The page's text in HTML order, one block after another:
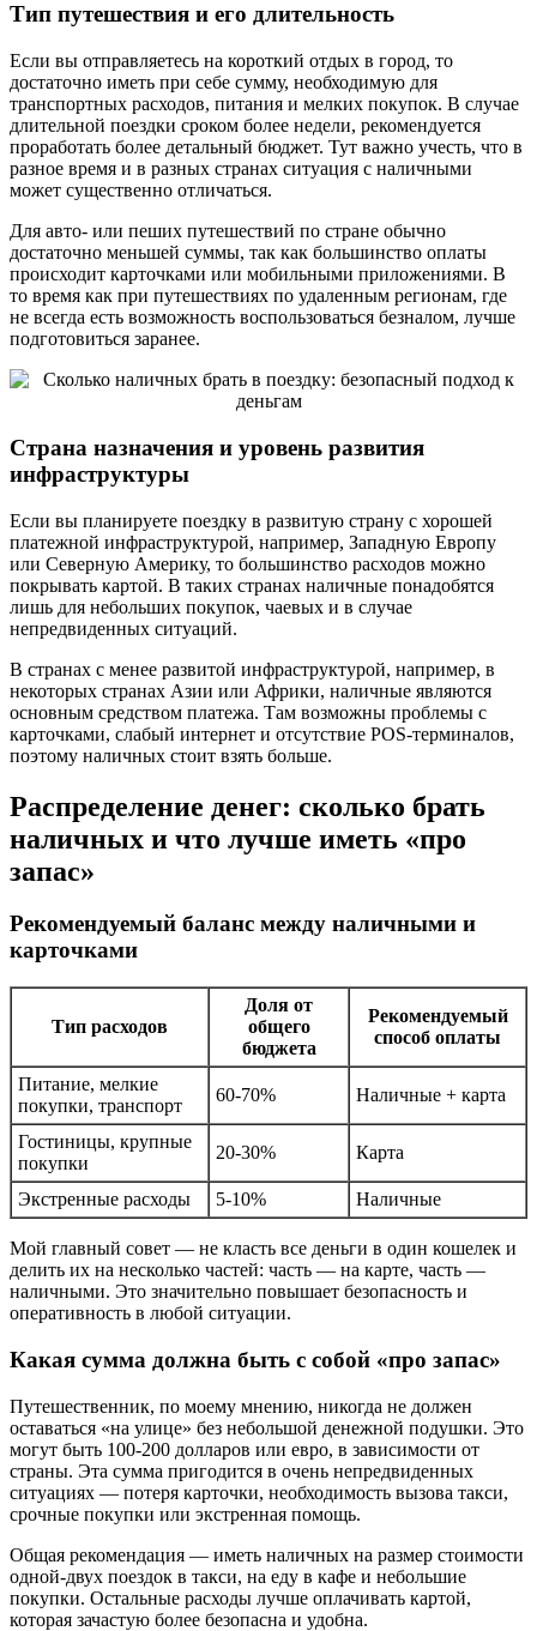
Тип путешествия и его длительность
Если вы отправляетесь на короткий отдых в город, то
достаточно иметь при себе сумму, необходимую для
транспортных расходов, питания и мелких покупок. В случае
длительной поездки сроком более недели, рекомендуется
проработать более детальный бюджет. Тут важно учесть, что в
разное время и в разных странах ситуация с наличными
может существенно отличаться.
Для авто- или пеших путешествий по стране обычно
достаточно меньшей суммы, так как большинство оплаты
происходит карточками или мобильными приложениями. В
то время как при путешествиях по удаленным регионам, где
не всегда есть возможность воспользоваться безналом, лучше
подготовиться заранее.
Страна назначения и уровень развития
инфраструктуры
Если вы планируете поездку в развитую страну с хорошей
платежной инфраструктурой, например, Западную Европу
или Северную Америку, то большинство расходов можно
покрывать картой. В таких странах наличные понадобятся
лишь для небольших покупок, чаевых и в случае
непредвиденных ситуаций.
В странах с менее развитой инфраструктурой, например, в
некоторых странах Азии или Африки, наличные являются
основным средством платежа. Там возможны проблемы с
карточками, слабый интернет и отсутствие POS-терминалов,
поэтому наличных стоит взять больше.
Распределение денег: сколько брать
наличных и что лучше иметь «про
запас»
Рекомендуемый баланс между наличными и
карточками
Тип расходов
Доля от
общего
бюджета
Рекомендуемый
способ оплаты
Питание, мелкие
покупки, транспорт
60-70% Наличные + карта
Гостиницы, крупные
покупки
20-30% Карта
Экстренные расходы 5-10% Наличные
Мой главный совет — не класть все деньги в один кошелек и
делить их на несколько частей: часть — на карте, часть —
наличными. Это значительно повышает безопасность и
оперативность в любой ситуации.
Какая сумма должна быть с собой «про запас»
Путешественник, по моему мнению, никогда не должен
оставаться «на улице» без небольшой денежной подушки. Это
могут быть 100-200 долларов или евро, в зависимости от
страны. Эта сумма пригодится в очень непредвиденных
ситуациях — потеря карточки, необходимость вызова такси,
срочные покупки или экстренная помощь.
Общая рекомендация — иметь наличных на размер стоимости
одной-двух поездок в такси, на еду в кафе и небольшие
покупки. Остальные расходы лучше оплачивать картой,
которая зачастую более безопасна и удобна.